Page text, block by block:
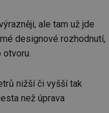
ale tam už jde
designové rozhodnutí,
nižší či vyšší tak
než úprava